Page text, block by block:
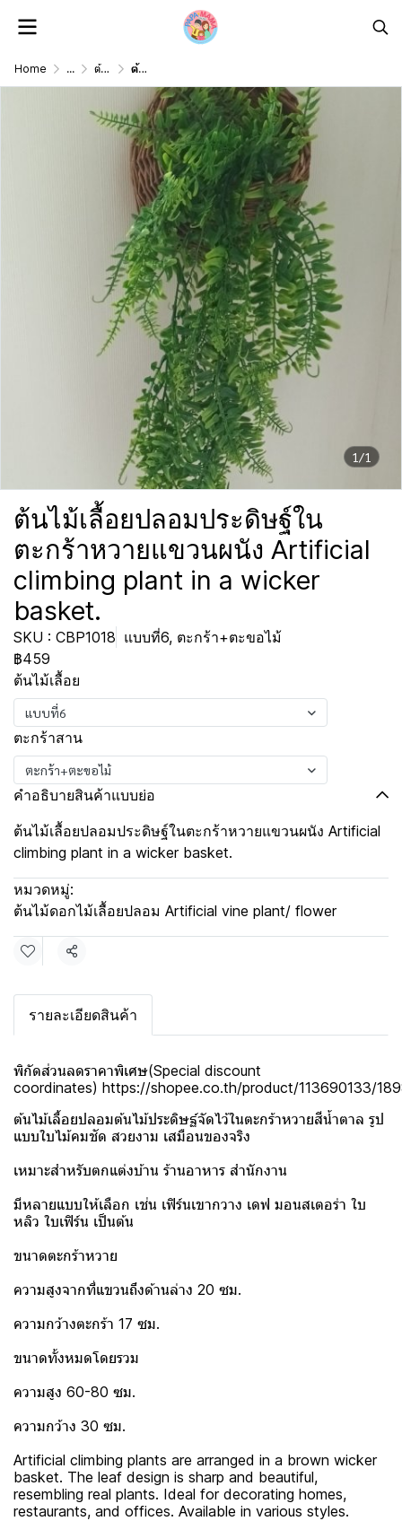
Home ... ต้นไม้ดอกไม้เลื้อยปลอม Artificial vine plant/ flower ต้นไม้เลื้อยปลอมประดิษฐ์ในตะกร้าหวายแขวนผนัง Artificial climbing plant in a wicker basket.
1/1
ต้นไม้เลื้อยปลอมประดิษฐ์ใน
ตะกร้าหวายแขวนผนัง Artificial
climbing plant in a wicker
basket.
SKU : CBP1018 แบบที่6, ตะกร้า+ตะขอไม้
฿459
ต้นไม้เลื้อย
แบบที่6
ตะกร้าสาน
ตะกร้า+ตะขอไม้
คำอธิบายสินค้าแบบย่อ
ต้นไม้เลื้อยปลอมประดิษฐ์ในตะกร้าหวายแขวนผนัง Artificial
climbing plant in a wicker basket.
หมวดหมู่:
ต้นไม้ดอกไม้เลื้อยปลอม Artificial vine plant/ flower
แชร์
รายละเอียดสินค้า
พิกัดส่วนลดราคาพิเศษ(Special discount
coordinates) https://shopee.co.th/product/113690133/
ต้นไม้เลื้อยปลอมต้นไม้ประดิษฐ์จัดไว้ในตะกร้าหวายสีน้ำตาล รูป
แบบใบไม้คมชัด สวยงาม เสมือนของจริง
เหมาะสำหรับตกแต่งบ้าน ร้านอาหาร สำนักงาน
มีหลายแบบให้เลือก เช่น เฟิร์นเขากวาง เดฟ มอนสเตอร่า ใบ
หลิว ใบเฟิร์น เป็นต้น
ขนาดตะกร้าหวาย
ความสูงจากที่แขวนถึงด้านล่าง 20 ซม.
ความกว้างตะกร้า 17 ซม.
ขนาดทั้งหมดโดยรวม
ความสูง 60-80 ซม.
ความกว้าง 30 ซม.
Artificial climbing plants are arranged in a brown wicker
basket. The leaf design is sharp and beautiful,
resembling real plants. Ideal for decorating homes,
restaurants, and offices. Available in various styles.